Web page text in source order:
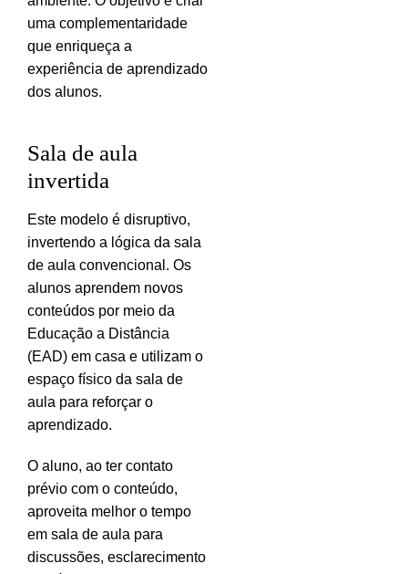
uma complementaridade
que enriqueça a
experiência de aprendizado
dos alunos.
Sala de aula
invertida
Este modelo é disruptivo,
invertendo a lógica da sala
de aula convencional. Os
alunos aprendem novos
conteúdos por meio da
Educação a Distância
(EAD) em casa e utilizam o
espaço físico da sala de
aula para reforçar o
aprendizado.
O aluno, ao ter contato
prévio com o conteúdo,
aproveita melhor o tempo
em sala de aula para
discussões, esclarecimento